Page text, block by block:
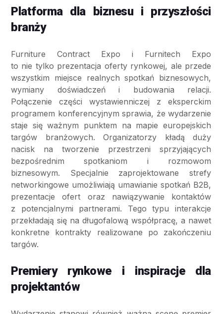
Platforma dla biznesu i przyszłości
branży
Furniture Contract Expo i Furnitech Expo
to nie tylko prezentacja oferty rynkowej, ale przede
wszystkim miejsce realnych spotkań biznesowych,
wymiany doświadczeń i budowania relacji.
Połączenie części wystawienniczej z eksperckim
programem konferencyjnym sprawia, że wydarzenie
staje się ważnym punktem na mapie europejskich
targów branżowych. Organizatorzy kładą duży
nacisk na tworzenie przestrzeni sprzyjających
bezpośrednim spotkaniom i rozmowom
biznesowym. Specjalnie zaprojektowane strefy
networkingowe umożliwiają umawianie spotkań B2B,
prezentacje ofert oraz nawiązywanie kontaktów
z potencjalnymi partnerami. Tego typu interakcje
przekładają się na długofalową współpracę, a nawet
konkretne kontrakty realizowane po zakończeniu
targów.
Premiery rynkowe i inspiracje dla
projektantów